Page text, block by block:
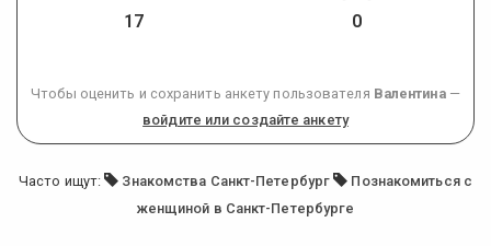
17 0
Чтобы оценить и сохранить анкету пользователя Валентина—
войдите или создайте анкету
Часто ищут: Знакомства Санкт-Петербург
Познакомиться с
женщиной в Санкт-Петербурге